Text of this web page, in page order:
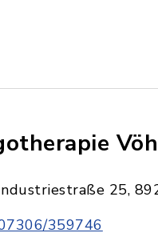
25,
359746